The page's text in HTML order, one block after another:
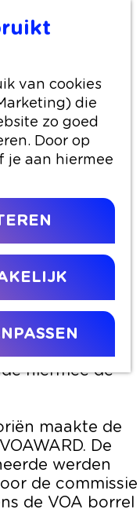
van cookies
die
zo goed
Door op
je aan hiermee
2024
2024
Theater
donderdag
in de
van
avond. Hij
en gaf zelfs
over het
hiermee de
maakte de
De
werden
de commissie
de VOA borrel